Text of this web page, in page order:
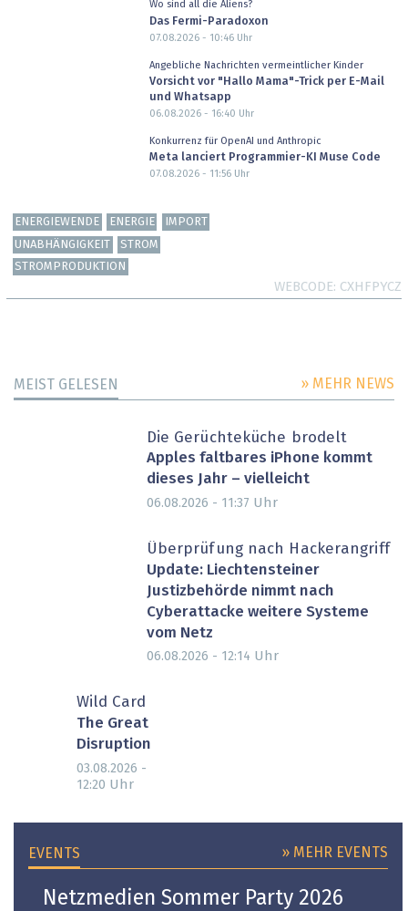
Wo sind all die Aliens?
Das Fermi-Paradoxon
07.08.2026 - 10:46Uhr
Angebliche Nachrichten vermeintlicher Kinder
Vorsicht vor "Hallo Mama"-Trick per E-Mail
und Whatsapp
06.08.2026 - 16:40 Uhr
Konkurrenz für OpenAI und Anthropic
Meta lanciert Programmier-KI Muse Code
07.08.2026 - 11:56Uhr
ENERGIEWENDE ENERGIE
IMPORT
UNABHÄNGIGKEIT
STROM
STROMPRODUKTION
WEBCODE CXHFPYCZ
MEIST GELESEN » MEHR NEWS
Die Gerüchteküche brodelt
Apples faltbares iPhone kommt
dieses Jahr – vielleicht
06.08.2026 - 11:37 Uhr
Überprüfung nach Hackerangriff
Update: Liechtensteiner
Justizbehörde nimmt nach
Cyberattacke weitere Systeme
vom Netz
06.08.2026 - 12:14 Uhr
Wild Card
The Great
Disruption
03.08.2026 -
12:20 Uhr
EVENTS » MEHR EVENTS
Netzmedien Sommer Party 2026